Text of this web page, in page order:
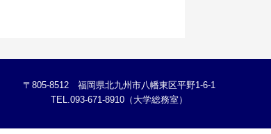
〒805-8512 福岡県北九州市八幡東区平野1-6-1
TEL.093-671-8910（大学総務室）